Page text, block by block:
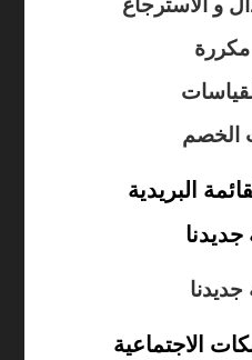
الخصم
البريدية
جديدنا
جديدنا
الاجتماعية